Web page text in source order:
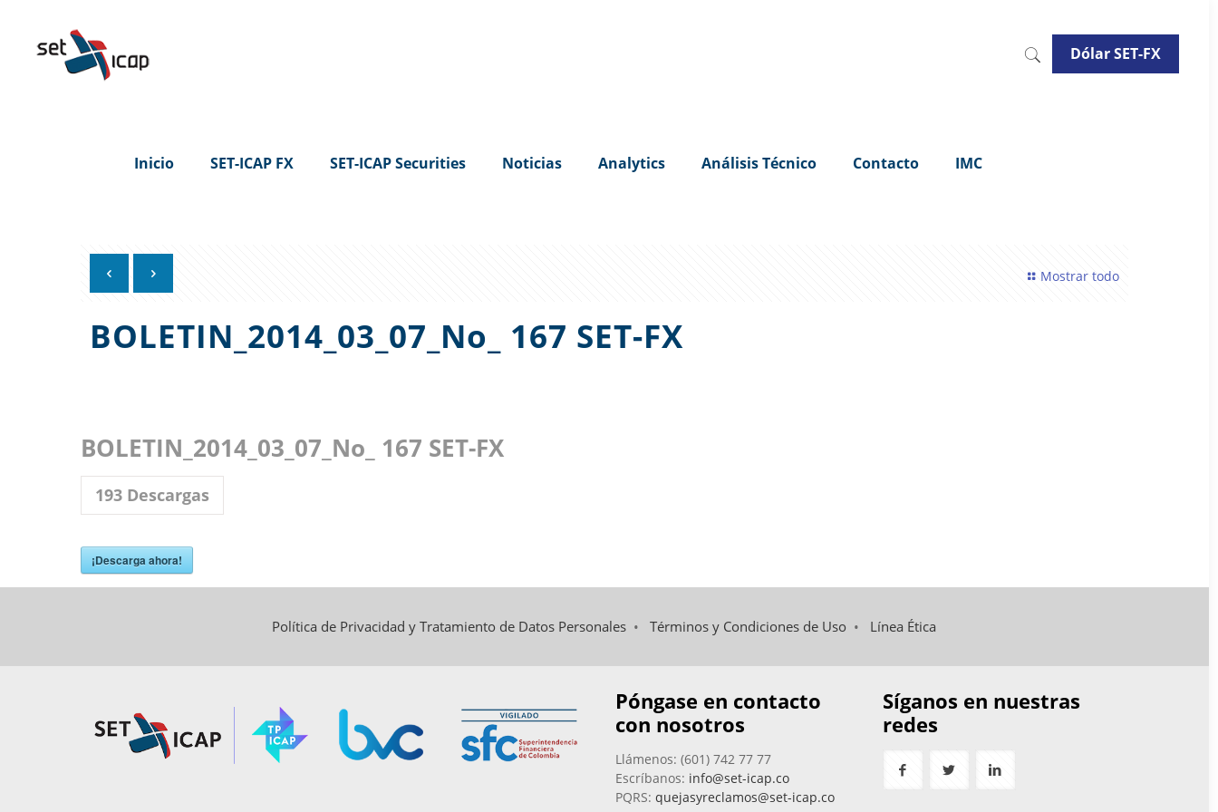
Inicio SET-ICAP FX SET-ICAP Securities Noticias Analytics Análisis Técnico Contacto IMC
Dólar SET-FX
Mostrar todo
BOLETIN_2014_03_07_No_ 167 SET-FX
BOLETIN_2014_03_07_No_ 167 SET-FX
193Descargas
¡Descarga ahora!
Política de Privacidad y Tratamiento de Datos Personales •Términos y Condiciones de Uso • Línea Ética
Póngase en contacto
con nosotros
Llámenos: (601) 742 77 77
Escríbanos: info@set-icap.co
PQRS: quejasyreclamos@set-icap.co
Síganos en nuestras
redes